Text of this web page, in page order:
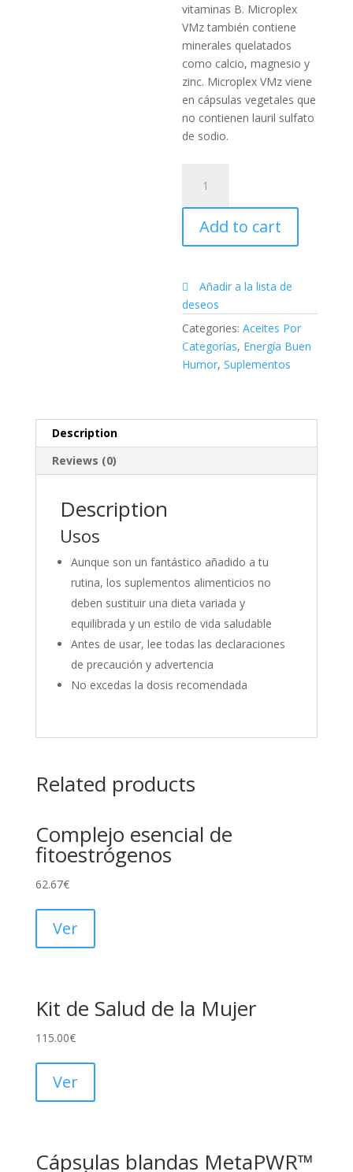
vitaminas B. Microplex
VMz también contiene
minerales quelatados
como calcio, magnesio y
zinc. Microplex VMz viene
en cápsulas vegetales que
no contienen lauril sulfato
de sodio.
nutrientes
alimenticios
Microplex
quantity
Add to cart
Añadir a la lista de
deseos
Categories:Aceites Por
Categorías, Energía Buen
Humor,Suplementos
Description
Reviews (0)
Description
Usos
Aunque son un fantástico añadido a tu
rutina, los suplementos alimenticios no
deben sustituir una dieta variada y
equilibrada y un estilo de vida saludable
Antes de usar, lee todas las declaraciones
de precaución y advertencia
No excedas la dosis recomendada
Related products
Complejo esencial de
fitoestrógenos
62.67€
Ver
Kit de Salud de la Mujer
115.00€
Ver
Cápsulas blandas MetaPWR™